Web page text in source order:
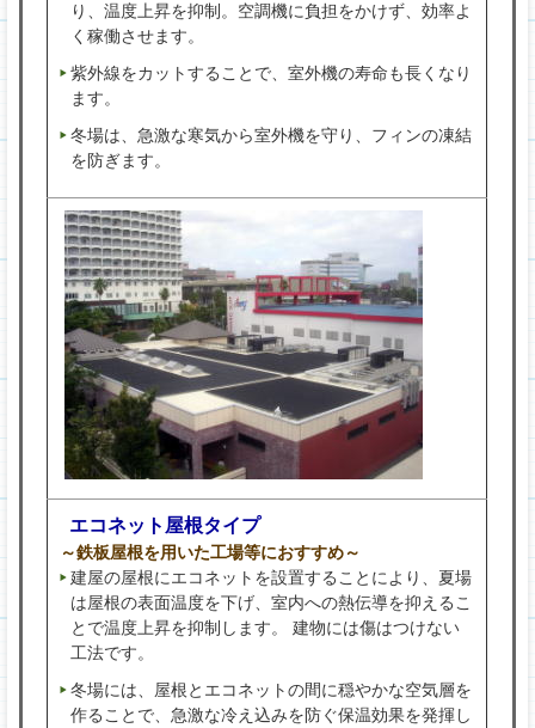
り、温度上昇を抑制。空調機に負担をかけず、効率よ
く稼働させます。
紫外線をカットすることで、室外機の寿命も長くなり
ます。
冬場は、急激な寒気から室外機を守り、フィンの凍結
を防ぎます。
エコネット屋根タイプ
～鉄板屋根を用いた工場等におすすめ～
建屋の屋根にエコネットを設置することにより、夏場
は屋根の表面温度を下げ、室内への熱伝導を抑えるこ
とで温度上昇を抑制します。 建物には傷はつけない
工法です。
冬場には、屋根とエコネットの間に穏やかな空気層を
作ることで、急激な冷え込みを防ぐ保温効果を発揮し